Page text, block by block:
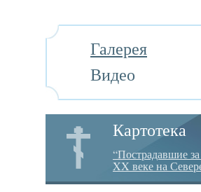
Галерея
Видео
Картотека
“Пострадавшие
XX веке на